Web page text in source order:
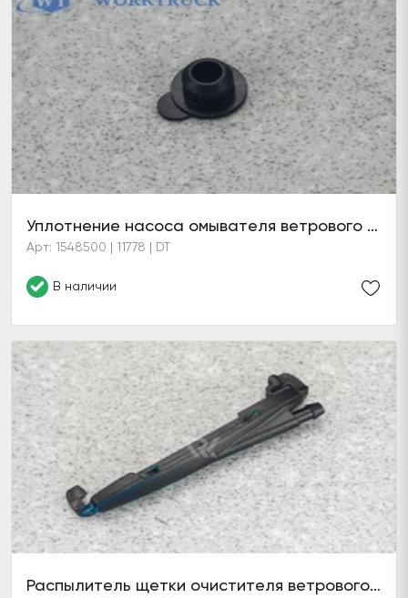
Уплотнение насоса омывателя ветрового стекла
Арт: 1548500 | 11778 | DT
В наличии
Распылитель щетки очистителя ветрового стекла (6 серия)